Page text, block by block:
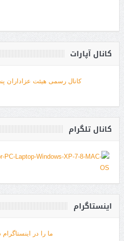
کانال آپارات
کانال رسمی هیئت عزاداران
کانال تلگرام
اینستاگرام
ما را در اینستاگرام